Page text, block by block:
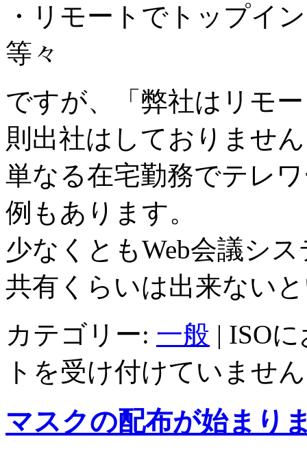
・リモートでトップイ
等々
ですが、「弊社はリモ
則出社はしておりませ
単なる在宅勤務でテレ
例もあります。
少なくともWeb会議シ
共有くらいは出来ない
カテゴリー: 一般 | ISO
トを受け付けていません
マスクの配布が始まり